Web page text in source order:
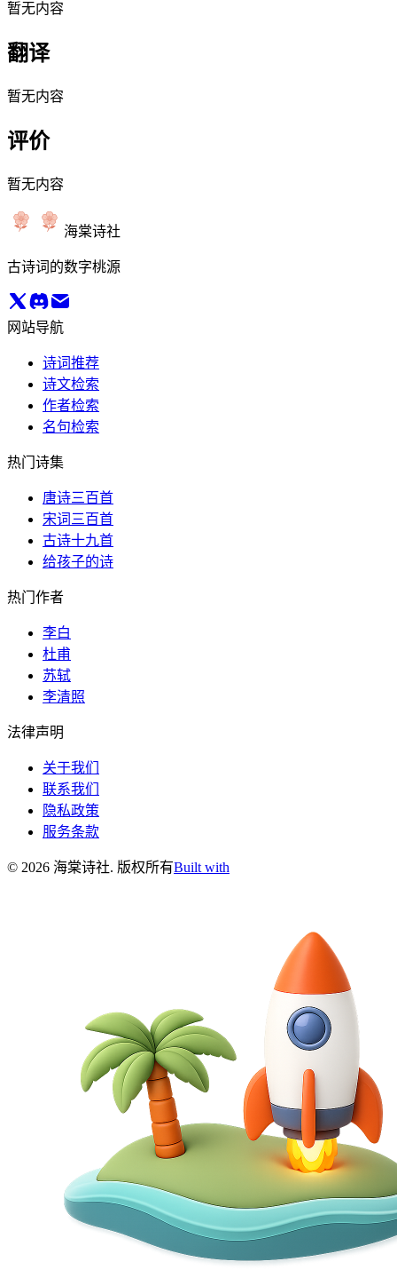
暂无内容
翻译
暂无内容
评价
暂无内容
海棠诗社
古诗词的数字桃源
网站导航
诗词推荐
诗文检索
作者检索
名句检索
热门诗集
唐诗三百首
宋词三百首
古诗十九首
给孩子的诗
热门作者
李白
杜甫
苏轼
李清照
法律声明
关于我们
联系我们
隐私政策
服务条款
© 2026 海棠诗社. 版权所有Built with